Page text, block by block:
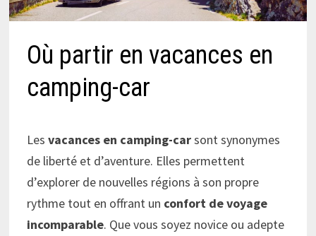
Où partir en vacances en
camping-car
Lesvacances en camping-carsont synonymes
de liberté et d’aventure. Elles permettent
d’explorer de nouvelles régions à son propre
rythme tout en offrant un confort de voyage
incomparable. Que vous soyez novice ou adepte